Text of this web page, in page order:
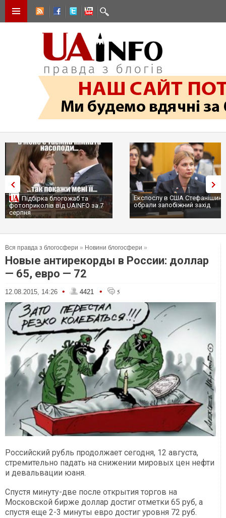
Підбірка блогожаб та
фотоприколів від UAINFO за 7
серпня
Експослу в США
обрали запобіжний захід
Вся правда з блогосфери » Новини блогосфери »
Новые антирекорды в России: доллар
— 65, евро — 72
12.08.2015, 14:26 • 4421 • 5
Российский рубль продолжает сегодня, 12 августа,
стремительно падать на снижении мировых цен нефти
и девальвации юаня.
Спустя минуту-две после открытия торгов на
Московской бирже доллар достиг отметки 65 руб, а
спустя еще 2-3 минуты евро достиг уровня 72 руб.